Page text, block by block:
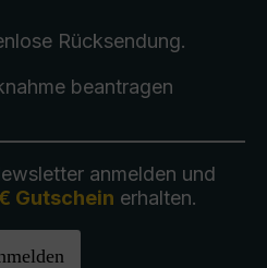
Rücksendung.
beantragen
anmelden und
Gutschein erhalten.